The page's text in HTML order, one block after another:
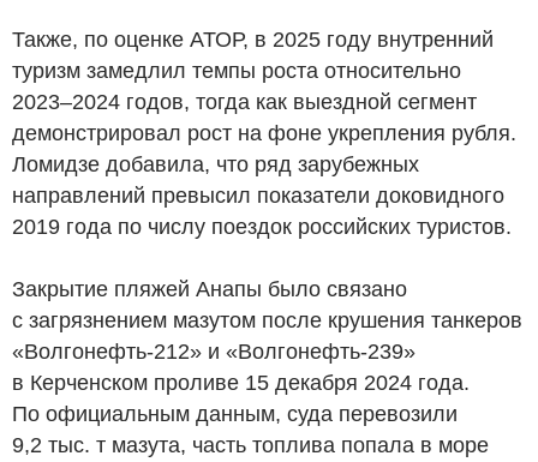
Также, по оценке АТОР, в 2025 году внутренний
туризм замедлил темпы роста относительно
2023–2024 годов, тогда как выездной сегмент
демонстрировал рост на фоне укрепления рубля.
Ломидзе добавила, что ряд зарубежных
направлений превысил показатели доковидного
2019 года по числу поездок российских туристов.
Закрытие пляжей Анапы было связано
с загрязнением мазутом после крушения танкеров
«Волгонефть-212» и «Волгонефть-239»
в Керченском проливе 15 декабря 2024 года.
По официальным данным, суда перевозили
9,2 тыс. т мазута, часть топлива попала в море